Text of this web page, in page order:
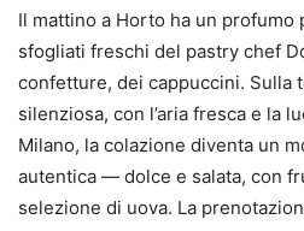
Il mattino a Horto ha un profumo
sfogliati freschi del pastry chef
confetture, dei cappuccini. Sulla
silenziosa, con l’aria fresca e la
Milano, la colazione diventa un
autentica — dolce e salata, con
selezione di uova. La